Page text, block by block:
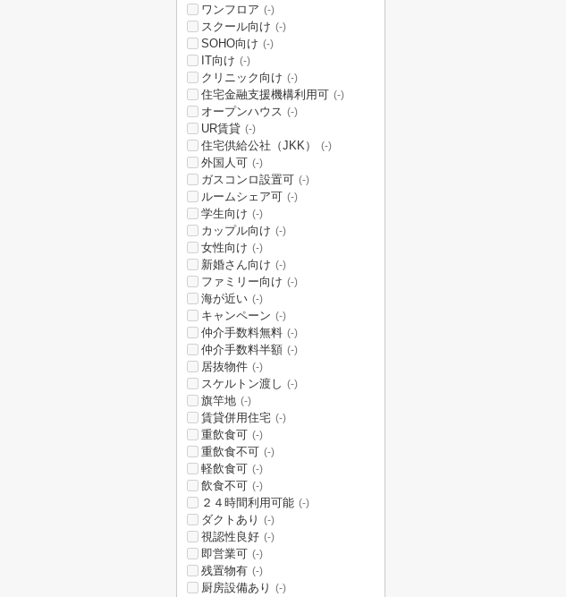
ワンフロア (-)
スクール向け (-)
SOHO向け (-)
IT向け (-)
クリニック向け (-)
住宅金融支援機構利用可 (-)
オープンハウス (-)
UR賃貸 (-)
住宅供給公社（JKK） (-)
外国人可 (-)
ガスコンロ設置可 (-)
ルームシェア可 (-)
学生向け (-)
カップル向け (-)
女性向け (-)
新婚さん向け (-)
ファミリー向け (-)
海が近い (-)
キャンペーン (-)
仲介手数料無料 (-)
仲介手数料半額 (-)
居抜物件 (-)
スケルトン渡し (-)
旗竿地 (-)
賃貸併用住宅 (-)
重飲食可 (-)
重飲食不可 (-)
軽飲食可 (-)
飲食不可 (-)
２４時間利用可能 (-)
ダクトあり (-)
視認性良好 (-)
即営業可 (-)
残置物有 (-)
厨房設備あり (-)